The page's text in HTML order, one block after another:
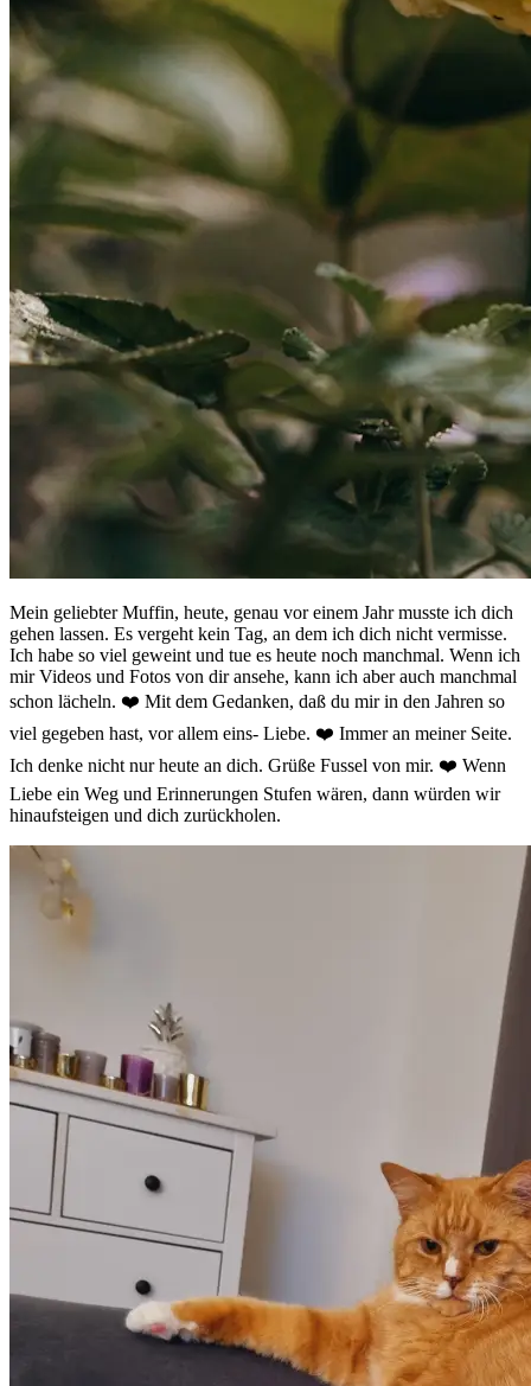
Mein geliebter Muffin, heute, genau vor einem Jahr musste ich dich
gehen lassen. Es vergeht kein Tag, an dem ich dich nicht vermisse.
Ich habe so viel geweint und tue es heute noch manchmal. Wenn ich
mir Videos und Fotos von dir ansehe, kann ich aber auch manchmal
schon lächeln. ❤️ Mit dem Gedanken, daß du mir in den Jahren so
viel gegeben hast, vor allem eins- Liebe. ❤️ Immer an meiner Seite.
Ich denke nicht nur heute an dich. Grüße Fussel von mir. ❤️ Wenn
Liebe ein Weg und Erinnerungen Stufen wären, dann würden wir
hinaufsteigen und dich zurückholen.